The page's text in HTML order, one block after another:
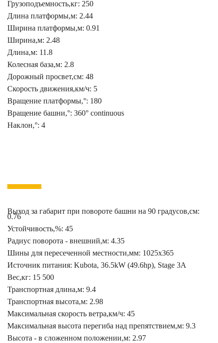
Грузоподъемность,кг: 250
Длина платформы,м: 2.44
Ширина платформы,м: 0.91
Ширина,м: 2.48
Длина,м: 11.8
Колесная база,м: 2.8
Дорожный просвет,см: 48
Скорость движения,км/ч: 5
Вращение платформы,°: 180
Вращение башни,°: 360° continuous
Наклон,°: 4
Выход за габарит при повороте башни на 90 градусов,см:
0.76
Устойчивость,%: 45
Радиус поворота - внешний,м: 4.35
Шины для пересеченной местности,мм: 1025x365
Источник питания: Kubota, 36.5kW (49.6hp), Stage 3A
Вес,кг: 15 500
Транспортная длина,м: 9.4
Транспортная высота,м: 2.98
Максимальная скорость ветра,км/ч: 45
Максимальная высота перегиба над препятствием,м: 9.3
Высота - в сложенном положении,м: 2.97